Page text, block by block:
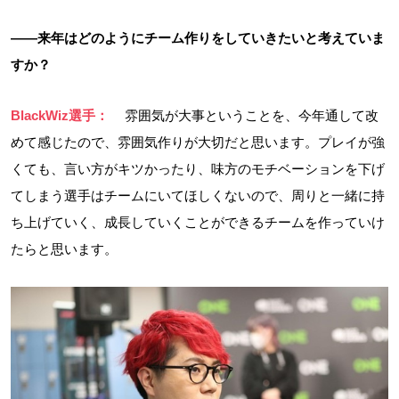
――来年はどのようにチーム作りをしていきたいと考えていま
すか？
BlackWiz選手：
雰囲気が大事ということを、今年通して改
めて感じたので、雰囲気作りが大切だと思います。プレイが強
くても、言い方がキツかったり、味方のモチベーションを下げ
てしまう選手はチームにいてほしくないので、周りと一緒に持
ち上げていく、成長していくことができるチームを作っていけ
たらと思います。